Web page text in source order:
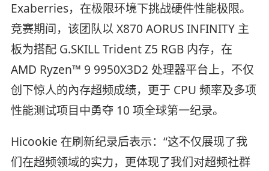
Exaberries，在极限环境下挑战硬件性能极限。
竞赛期间，该团队以 X870 AORUS INFINITY 主
板为搭配 G.SKILL Trident Z5 RGB 内存，在
AMD Ryzen™ 9 9950X3D2 处理器平台上，不仅
创下惊人的內存超频成绩，更于 CPU 频率及多项
性能测试项目中勇夺 10 项全球第一纪录。
Hicookie 在刷新纪录后表示：“这不仅展现了我
们在超频领域的实力，更体现了我们对超频社群